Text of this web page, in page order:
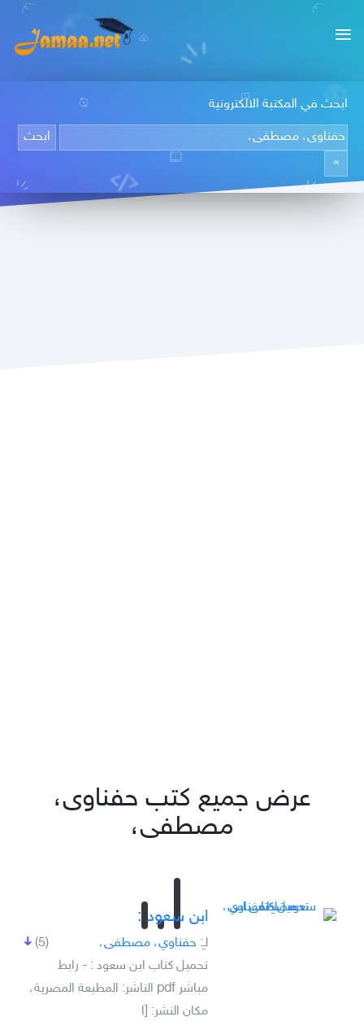
ابحث في المكتبة الالكترونية
عرض جميع كتب حفناوى،
مصطفى،
ابن سعود :
(5) لـِ: حفناوي، مصطفى،
تحميل كتاب ابن سعود : - رابط
مباشر pdf الناشر: المطبعة المصرية،
مكان النشر: [ا